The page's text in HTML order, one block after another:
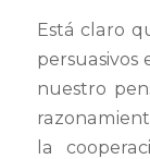
Está claro
nuestro
la